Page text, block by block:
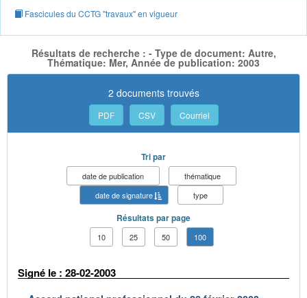
Fascicules du CCTG "travaux" en vigueur
Résultats de recherche : - Type de document: Autre,
Thématique: Mer, Année de publication: 2003
2 documents trouvés
PDF CSV Courriel
Tri par
date de publication
thématique
date de signature
type
Résultats par page
10 25 50 100
Signé le : 28-02-2003